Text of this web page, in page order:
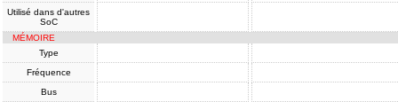
Utilisé dans d'autres
SoC
MÉMOIRE
Type
Fréquence
Bus